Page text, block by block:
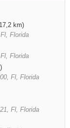
km)
Florida
Florida
Fl, Florida
Fl, Florida